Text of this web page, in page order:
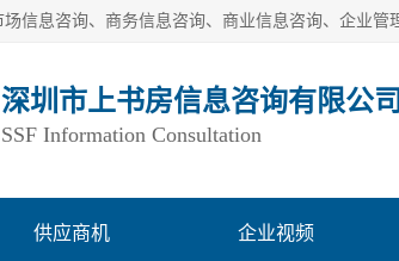
深圳市上书房信息咨询有限公司
SSF Information Consultation
供应商机 企业视频